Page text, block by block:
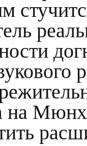
на